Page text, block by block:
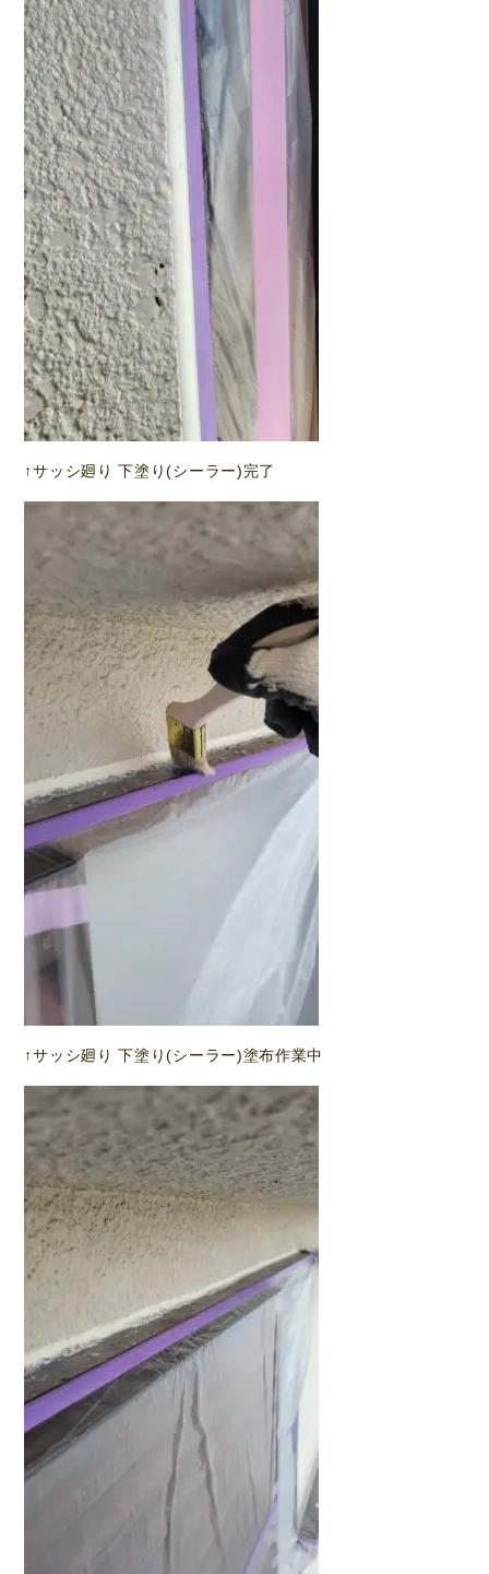
↑サッシ廻り 下塗り(シーラー)完了
↑サッシ廻り 下塗り(シーラー)塗布作業中